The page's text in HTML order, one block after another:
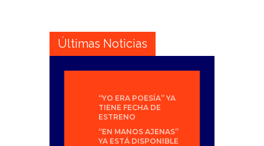
Últimas Noticias
“YO ERA POESÍA” YA
TIENE FECHA DE
ESTRENO
“EN MANOS AJENAS”
YA ESTÁ DISPONIBLE